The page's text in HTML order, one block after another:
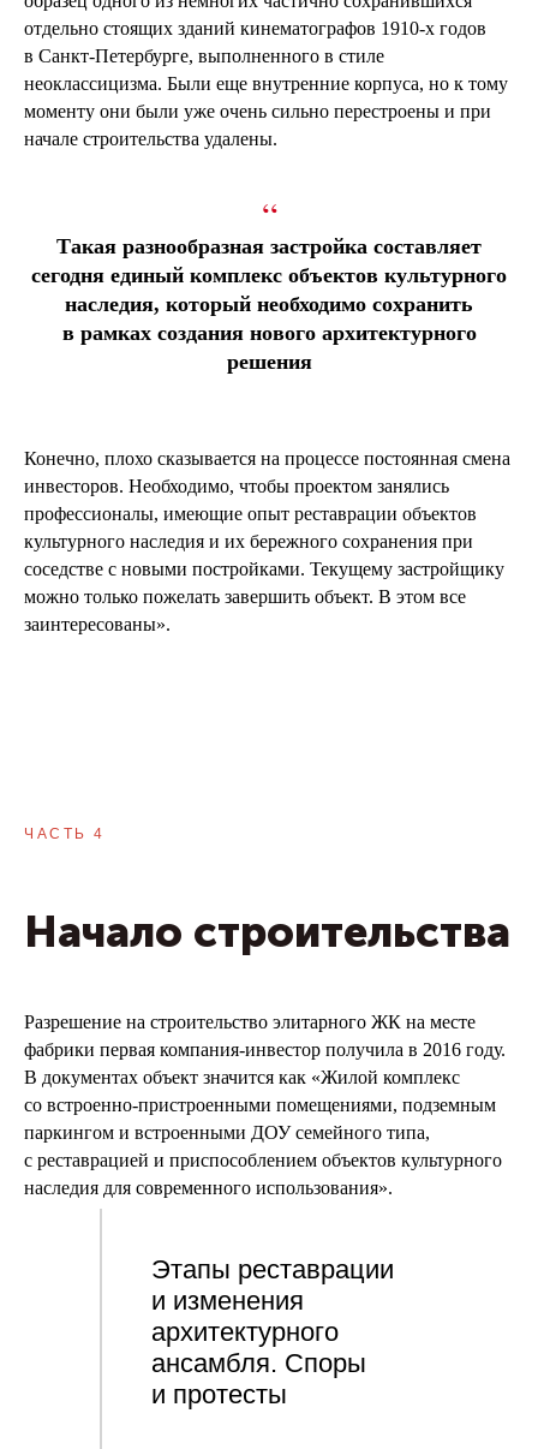
отдельно стоящих зданий кинематографов 1910-х годов
в Санкт-Петербурге, выполненного в стиле
неоклассицизма. Были еще внутренние корпуса, но к тому
моменту они были уже очень сильно перестроены и при
начале строительства удалены.
“
Такая разнообразная застройка составляет
сегодня единый комплекс объектов культурного
наследия, который необходимо сохранить
в рамках создания нового архитектурного
решения
Конечно, плохо сказывается на процессе постоянная смена
инвесторов. Необходимо, чтобы проектом занялись
профессионалы, имеющие опыт реставрации объектов
культурного наследия и их бережного сохранения при
соседстве с новыми постройками. Текущему застройщику
можно только пожелать завершить объект. В этом все
заинтересованы».
ЧАСТЬ 4
Начало строительства
Разрешение на строительство элитарного ЖК на месте
фабрики первая компания-инвестор получила в 2016 году.
В документах объект значится как «Жилой комплекс
со встроенно-пристроенными помещениями, подземным
паркингом и встроенными ДОУ семейного типа,
с реставрацией и приспособлением объектов культурного
наследия для современного использования».
Этапы реставрации
и изменения
архитектурного
ансамбля. Споры
и протесты